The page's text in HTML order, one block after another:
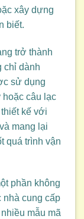
xây dựng
biết.
trở thành
chỉ dành
sử dụng
hoặc câu lạc
kế với
mang lại
quá trình vận
phần không
nhà cung cấp
mẫu mã